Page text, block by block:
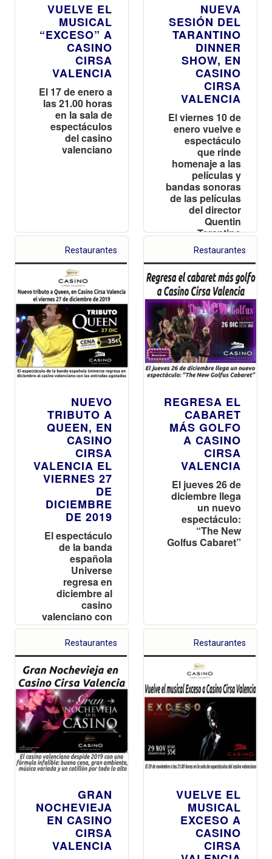
VUELVE EL
MUSICAL
“EXCESO” A
CASINO
CIRSA
VALENCIA
El 17 de enero a
las 21.00 horas
en la sala de
espectáculos
del casino
valenciano
NUEVA
SESIÓN DEL
TARANTINO
DINNER
SHOW, EN
CASINO
CIRSA
VALENCIA
El viernes 10 de
enero vuelve e
espectáculo
que rinde
homenaje a las
películas y
bandas sonoras
de las películas
del director
Quentin
Tarantino
Restaurantes
NUEVO
TRIBUTO A
QUEEN, EN
CASINO
CIRSA
VALENCIA EL
VIERNES 27
DE
DICIEMBRE
DE 2019
El espectáculo
de la banda
española
Universe
regresa en
diciembre al
casino
valenciano con
las entradas
agotadas
Restaurantes
REGRESA EL
CABARET
MÁS GOLFO
A CASINO
CIRSA
VALENCIA
El jueves 26 de
diciembre llega
un nuevo
espectáculo:
“The New
Golfus Cabaret”
Restaurantes
GRAN
NOCHEVIEJA
EN CASINO
CIRSA
VALENCIA
Restaurantes
VUELVE EL
MUSICAL
EXCESO A
CASINO
CIRSA